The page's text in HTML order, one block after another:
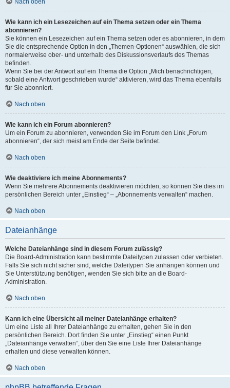
Nach oben
Wie kann ich ein Lesezeichen auf ein Thema setzen oder ein Thema
abonnieren?
Sie können ein Lesezeichen auf ein Thema setzen oder es abonnieren, in dem
Sie die entsprechende Option in den „Themen-Optionen“ auswählen, die sich
normalerweise ober- und unterhalb des Diskussionsverlaufs des Themas
befinden.
Wenn Sie bei der Antwort auf ein Thema die Option „Mich benachrichtigen,
sobald eine Antwort geschrieben wurde“ aktivieren, wird das Thema ebenfalls
für Sie abonniert.
Nach oben
Wie kann ich ein Forum abonnieren?
Um ein Forum zu abonnieren, verwenden Sie im Forum den Link „Forum
abonnieren“, der sich meist am Ende der Seite befindet.
Nach oben
Wie deaktiviere ich meine Abonnements?
Wenn Sie mehrere Abonnements deaktivieren möchten, so können Sie dies im
persönlichen Bereich unter „Einstieg“ – „Abonnements verwalten“ machen.
Nach oben
Dateianhänge
Welche Dateianhänge sind in diesem Forum zulässig?
Die Board-Administration kann bestimmte Dateitypen zulassen oder verbieten.
Falls Sie sich nicht sicher sind, welche Dateitypen Sie anhängen können und
Sie Unterstützung benötigen, wenden Sie sich bitte an die Board-
Administration.
Nach oben
Kann ich eine Übersicht all meiner Dateianhänge erhalten?
Um eine Liste all Ihrer Dateianhänge zu erhalten, gehen Sie in den
persönlichen Bereich. Dort finden Sie unter „Einstieg“ einen Punkt
„Dateianhänge verwalten“, über den Sie eine Liste Ihrer Dateianhänge
erhalten und diese verwalten können.
Nach oben